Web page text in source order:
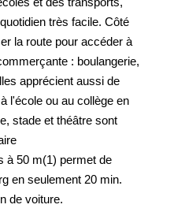
très facile. Côté
la route pour accéder à
: boulangerie,
apprécient aussi de
l'école ou au collège en
stade et théâtre sont
à 50 m(1) permet de
en seulement 20 min.
de voiture.